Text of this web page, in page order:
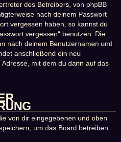
des Betreibers, von phpBB
nach deinem Passwort
vergessen haben, so kannst du
vergessen“ benutzen. Die
nach deinem Benutzernamen und
anschließend ein neu
mit dem du dann auf das
von dir eingegebenen und oben
um das Board betreiben